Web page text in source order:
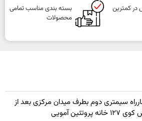
کمترین
بسته بندی مناسب تمامی
محصولات
بهمن چهارراه سیمتری دوم بطرف میدان مرکزی بعد از
آمویی